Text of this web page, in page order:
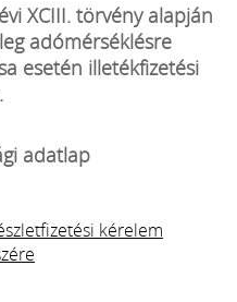
XCIII. törvény alapján
adómérséklésre
esetén illetékfizetési
adatlap
kérelem